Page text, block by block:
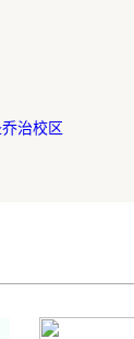
治校区